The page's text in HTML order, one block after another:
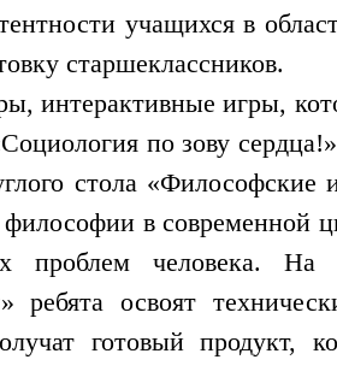
учащихся в
старшеклассников.
интерактивные игры,
по зову
стола «Философские
в современной
проблем человека. На
ребята освоят
готовый продукт,